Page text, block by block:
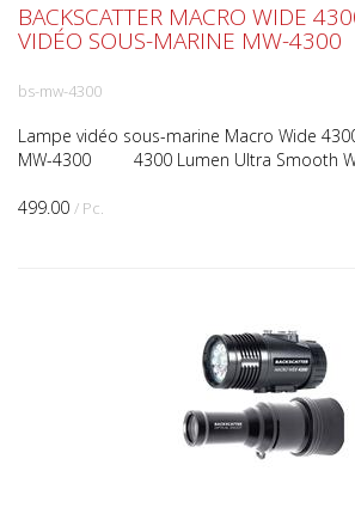
499.00 / Pc.
BACKSCATTER MACRO WIDE
VIDÉO SOUS-MARINE MW-4300
bs-mw-4300
Lampe vidéo sous-marine Macro Wide
MW-4300 4300 Lumen Ultra Smooth
large et lisse) Mode macro